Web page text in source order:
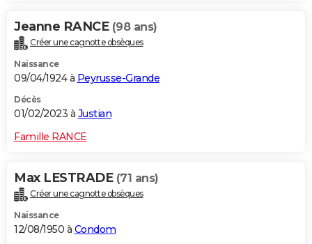
Jeanne RANCE (98 ans)
Créer une cagnotte obsèques
Naissance
09/04/1924 à Peyrusse-Grande
Décès
01/02/2023 à Justian
Famille RANCE
Max LESTRADE (71 ans)
Créer une cagnotte obsèques
Naissance
12/08/1950 à Condom